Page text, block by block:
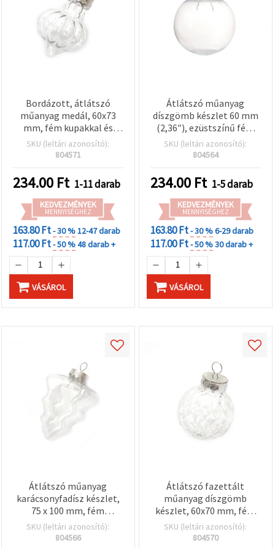
Bordázott, átlátszó
műanyag medál, 60x73
mm, fém kupakkal és
akasztóval
SKU (leltári azonosító):
804571
234.00 Ft 1-11 darab
KEDVEZMÉNYEK
MENNYISÉGHEZ
163.80 Ft- 30 %12-47 darab
117.00 Ft- 50 %48 darab +
VÁSÁROL
Átlátszó műanyag
díszgömb készlet 60 mm
(2,36″), ezüstszínű fém
kupakkal és
akasztógyűrűvel – DIY
projektekhez,
karácsonyfához és parti
dekorációhoz
SKU (leltári azonosító):
804564
234.00 Ft 1-5 darab
KEDVEZMÉNYEK
MENNYISÉGHEZ
163.80 Ft- 30 %6-29 darab
117.00 Ft- 50 %30 darab +
VÁSÁROL
Átlátszó műanyag
karácsonyfadísz készlet,
75 x 100 mm, fém
kupakkal és akasztóval
SKU (leltári azonosító):
804566
Átlátszó fazettált
műanyag díszgömb
készlet, 60x70 mm, fém
kupakkal és akasztóval
SKU (leltári azonosító):
804570